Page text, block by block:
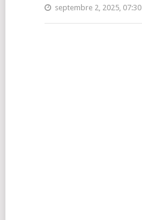
septembre 2, 2025, 07:30